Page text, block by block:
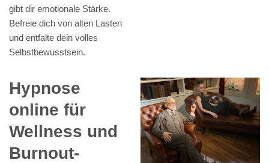
gibt dir emotionale Stärke.
Befreie dich von alten Lasten
und entfalte dein volles
Selbstbewusstsein.
Hypnose
online für
Wellness und
Burnout-